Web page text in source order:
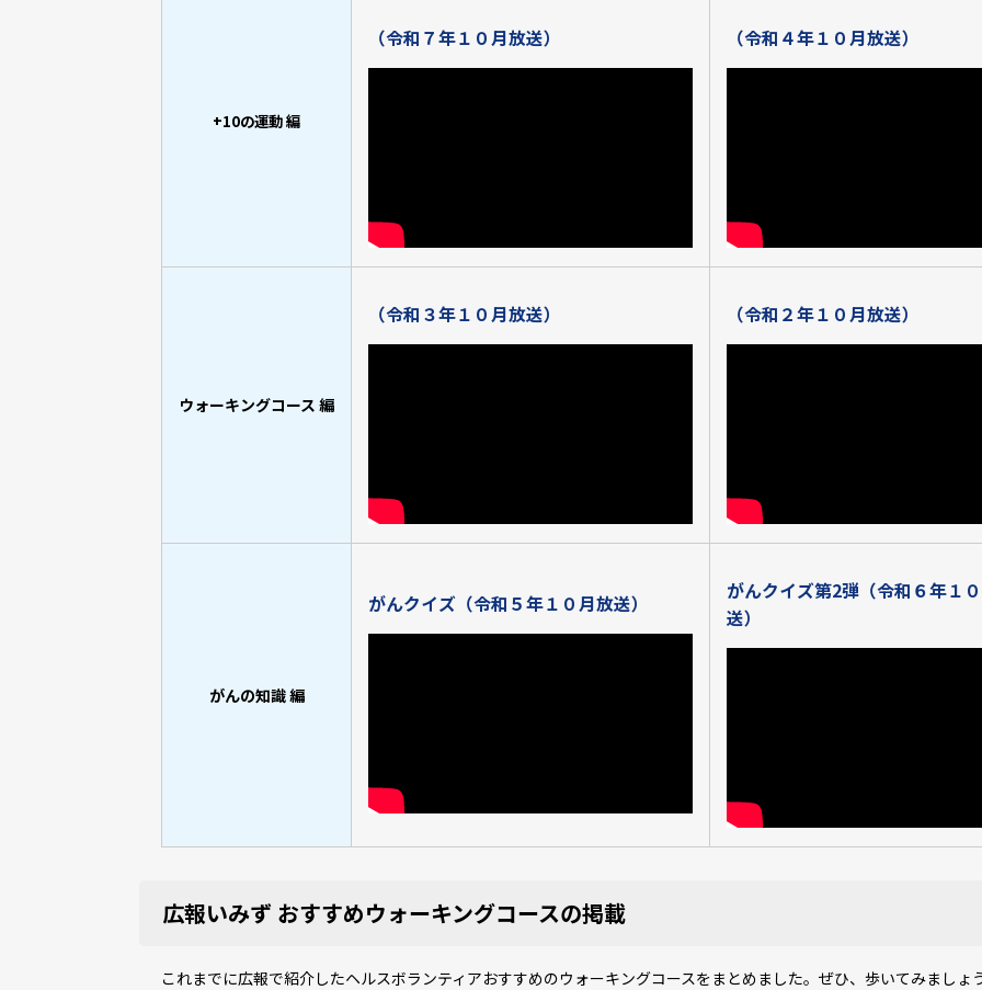
+10の運動編
（令和７年１０月放送） （令和４年１０月放送）
ウォーキングコース 編
（令和３年１０月放送） （令和２年１０月放送）
がんの知識 編
がんクイズ（令和５年１０月放送）
がんクイズ第2弾（令和６年１
送）
広報いみず おすすめウォーキングコースの掲載
これまでに広報で紹介したヘルスボランティアおすすめのウォーキングコースをまとめました。ぜひ、歩いてみましょ